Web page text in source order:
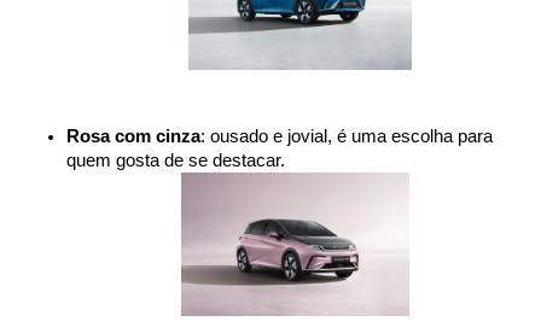
Rosa com cinza: ousado e jovial, é uma escolha para
quem gosta de se destacar.